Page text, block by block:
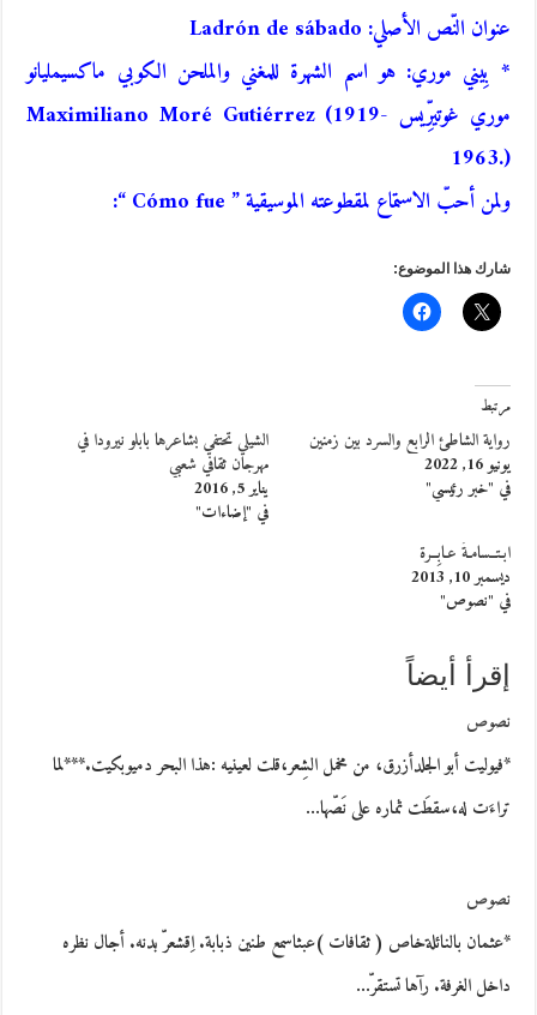
عنوان النّص الأصلي: Ladrón de sábado
* بِيني موري: هو اسم الشهرة للمغني والملحن الكوبي ماكسيمليانو
موري غوتيرِّيس Maximiliano Moré Gutiérrez (1919-
1963.)
ولمن أحبّ الاستماع لمقطوعته الموسيقية ” Cómo fue “:
شارك هذا الموضوع:
مرتبط
رواية الشاطئ الرابع والسرد بين زمنين
يونيو 16, 2022
في "خبر رئيسي"
الشيلي تحتفي بشاعرها بابلو نيرودا في
مهرجان ثقافي شعبي
يناير 5, 2016
في "إضاءات"
ابـتــسامـةٌ عـابِــرة
ديسمبر 10, 2013
في "نصوص"
إقرأ أيضاً
نصوص
*فيوليت أبو الجلدأزرق، من مخمل الشِعر،قلت لعينيه :هذا البحر دميوبكيت.***لما
تراءَت له،سقطَت ثماره على نَصّها…
نصوص
*عثمان بالنائلةخاص ( ثقافات )عبثاسمع طنين ذبابة. اِقشعرّ بدنه. أجال نظره
داخل الغرفة. رآها تستقرّ…